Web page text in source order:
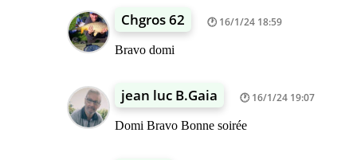
Chgros 62 16/1/24 18:59
Bravo domi
jean luc B.Gaia 16/1/24 19:07
Domi Bravo Bonne soirée